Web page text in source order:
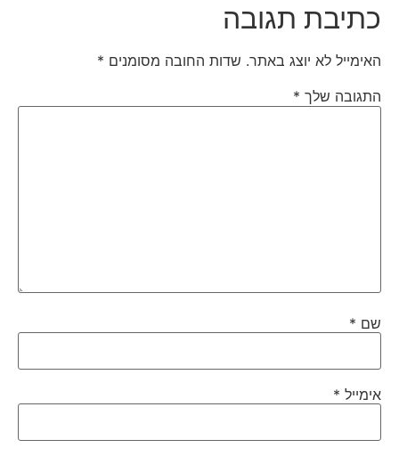
כתיבת תגובה
האימייל לא יוצג באתר. שדות החובה מסומנים *
התגובה שלך *
שם *
אימייל *